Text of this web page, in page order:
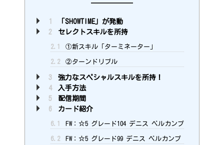
1
「SHOWTIME」が発動
2
セレクトスキルを所持
2.1 ①新スキル「ターミネーター」
2.2 ②ターンドリブル
3
強力なスペシャルスキルを所持！
4
入手方法
5
配信期間
6
カード紹介
6.1 FW：☆5 グレード104 デニス ベルカンプ
6.2 FW：☆5 グレード99 デニス ベルカンプ